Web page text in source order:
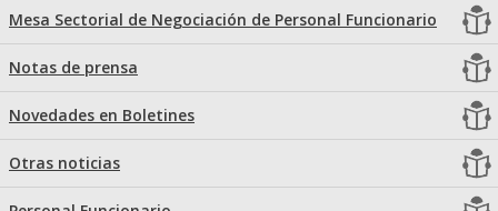
Mesa Sectorial de Negociación de Personal Funcionario
Notas de prensa
Novedades en Boletines
Otras noticias